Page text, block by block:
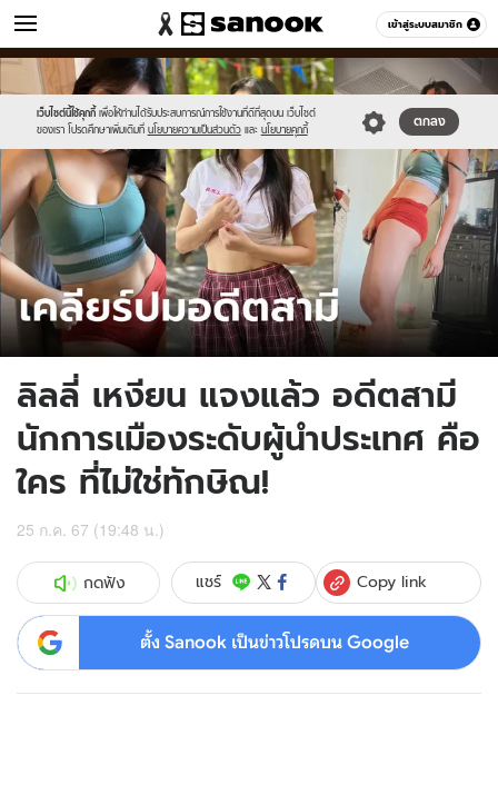
เข้าสู่ระบบสมาชิก
ข่าว หมวดอื่นๆ
เว็บไซต์นี้ใช้คุกกี้ เพื่อให้ท่านได้รับประสบการณ์การใช้งานที่ดีที่สุดบน เว็บไซต์
ของเรา โปรดศึกษาเพิ่มเติมที่ นโยบายความเป็นส่วนตัว และ นโยบายคุกกี้
ตกลง
Sanook
//s.isanook.com/sr/0/images/logo-
new-
sanook.png
600
60
//s.isanook.com/ns/0/ud/1897/9488746/tagline-
template-
update-
april.jpg
ลิลลี่ เหงียน แจงแล้ว อดีตสามี
นักการเมืองระดับผู้นำประเทศ คือ
ใคร ที่ไม่ใช่ทักษิณ!
25 ก.ค. 67 (19:48 น.)
กดฟัง แชร์ Copy link
ตั้ง Sanook เป็นข่าวโปรดบน Google